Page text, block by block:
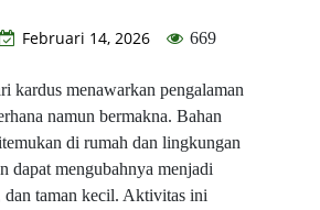
Februari 14, 2026 669
kardus menawarkan pengalaman
namun bermakna. Bahan
di rumah dan lingkungan
dapat mengubahnya menjadi
dan taman kecil. Aktivitas ini